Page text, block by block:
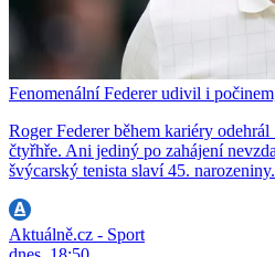
Fenomenální Federer udivil i
Roger Federer během kariéry
čtyřhře. Ani jediný po zahájení
švýcarský tenista slaví 45. narozeniny.
Aktuálně.cz - Sport